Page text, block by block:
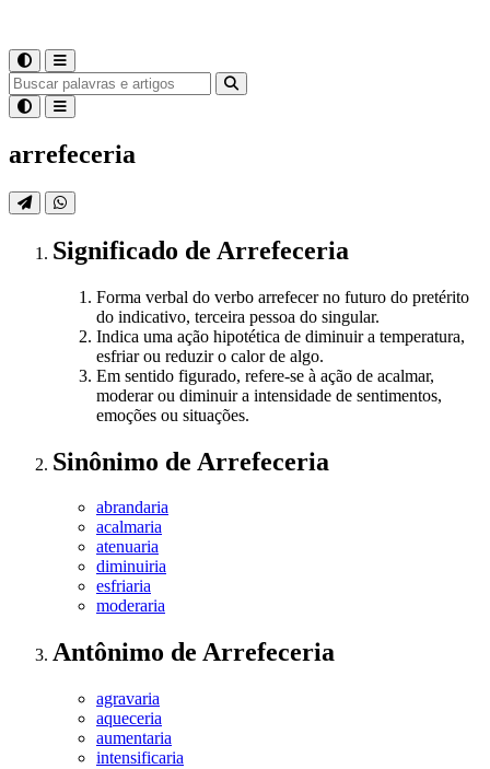
arrefeceria
Significado de Arrefeceria
Forma verbal do verbo arrefecer no futuro do pretérito
do indicativo, terceira pessoa do singular.
Indica uma ação hipotética de diminuir a temperatura,
esfriar ou reduzir o calor de algo.
Em sentido figurado, refere-se à ação de acalmar,
moderar ou diminuir a intensidade de sentimentos,
emoções ou situações.
Sinônimo de Arrefeceria
abrandaria
acalmaria
atenuaria
diminuiria
esfriaria
moderaria
Antônimo de Arrefeceria
agravaria
aqueceria
aumentaria
intensificaria